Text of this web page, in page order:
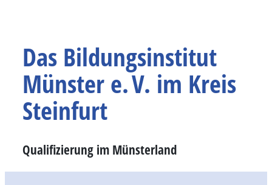
Das Bildungsinstitut
Münster e. V. im Kreis
Steinfurt
Qualifizierung im Münsterland